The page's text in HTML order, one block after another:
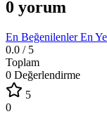
0 yorum
En BeğenilenlerEn
0.0 / 5
Toplam
0 Değerlendirme
5
0